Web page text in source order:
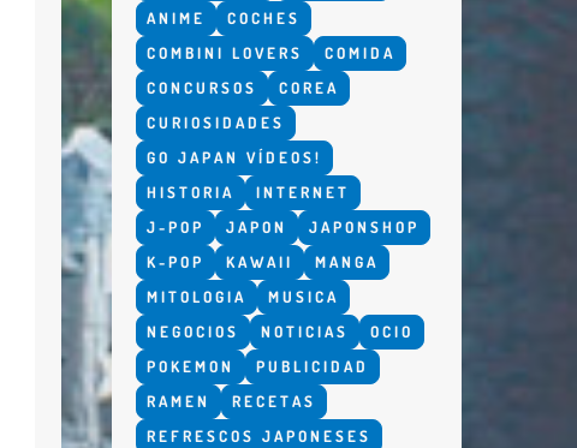
ANIME
COCHES
COMBINI LOVERS
COMIDA
CONCURSOS
COREA
CURIOSIDADES
GO JAPAN VÍDEOS!
HISTORIA
INTERNET
J-POP
JAPON
JAPONSHOP
K-POP
KAWAII
MANGA
MITOLOGIA
MUSICA
NEGOCIOS
NOTICIAS
OCIO
POKEMON
PUBLICIDAD
RAMEN
RECETAS
REFRESCOS JAPONESES